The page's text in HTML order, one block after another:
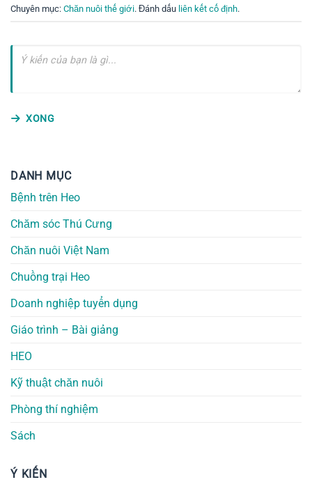
Chuyên mục: Chăn nuôi thế giới. Đánh dấu liên kết cố định.
XONG
DANH MỤC
Bệnh trên Heo
Chăm sóc Thú Cưng
Chăn nuôi Việt Nam
Chuồng trại Heo
Doanh nghiệp tuyển dụng
Giáo trình – Bài giảng
HEO
Kỹ thuật chăn nuôi
Phòng thí nghiệm
Sách
Ý KIẾN